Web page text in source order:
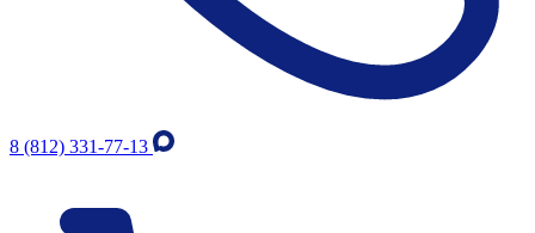
8 (812) 331-77-13